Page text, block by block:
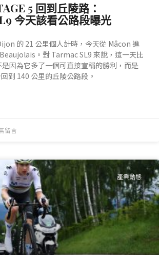
5 回到丘陵路：
今天該看公路段曝光
的 21 公里個人計時，今天從 Mâcon 進
。對 Tarmac SL9 來說，這一天比
因為它多了一個可直接宣稱的勝利，而是
到 140 公里的丘陵公路段。
留言
產業動態